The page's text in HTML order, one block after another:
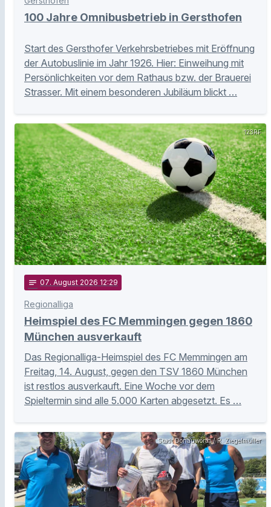
100 Jahre Omnibusbetrieb in Gersthofen
Start des Gersthofer Verkehrsbetriebes mit Eröffnung
der Autobuslinie im Jahr 1926. Hier: Einweihung mit
Persönlichkeiten vor dem Rathaus bzw. der Brauerei
Strasser. Mit einem besonderen Jubiläum blickt …
123RF
notes 07. August 2026 12:29
Regionalliga
Heimspiel des FC Memmingen gegen 1860
München ausverkauft
Das Regionalliga-Heimspiel des FC Memmingen am
Freitag, 14. August, gegen den TSV 1860 München
ist restlos ausverkauft. Eine Woche vor dem
Spieltermin sind alle 5.000 Karten abgesetzt. Es …
Stadt Donauwörth / R. Ziegelmüller